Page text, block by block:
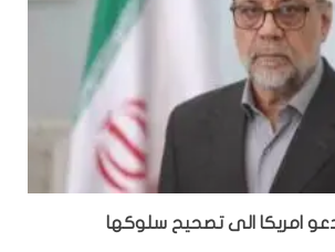
امريكا الى تصحيح سلوكها